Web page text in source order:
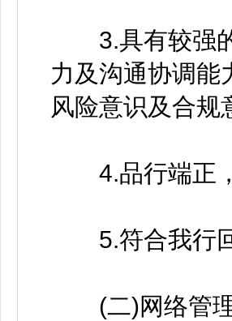
3.具有较强的
力及沟通协调能
风险意识及合规
4.品行端正
5.符合我行回
(二)网络管理